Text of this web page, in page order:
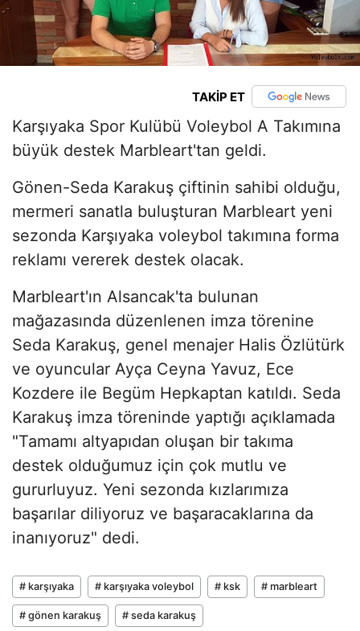
TAKİP ET
Karşıyaka Spor Kulübü Voleybol A Takımına
büyük destek Marbleart'tan geldi.
Gönen-Seda Karakuş çiftinin sahibi olduğu,
mermeri sanatla buluşturan Marbleart yeni
sezonda Karşıyaka voleybol takımına forma
reklamı vererek destek olacak.
Marbleart'ın Alsancak'ta bulunan
mağazasında düzenlenen imza törenine
Seda Karakuş, genel menajer Halis Özlütürk
ve oyuncular Ayça Ceyna Yavuz, Ece
Kozdere ile Begüm Hepkaptan katıldı. Seda
Karakuş imza töreninde yaptığı açıklamada
"Tamamı altyapıdan oluşan bir takıma
destek olduğumuz için çok mutlu ve
gururluyuz. Yeni sezonda kızlarımıza
başarılar diliyoruz ve başaracaklarına da
inanıyoruz" dedi.
# karşıyaka # karşıyaka voleybol # ksk # marbleart
# gönen karakuş # seda karakuş